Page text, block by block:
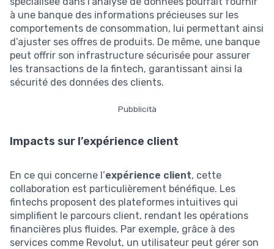
à une banque des informations précieuses sur les
comportements de consommation, lui permettant ainsi
d’ajuster ses offres de produits. De même, une banque
peut offrir son infrastructure sécurisée pour assurer
les transactions de la fintech, garantissant ainsi la
sécurité des données des clients.
Pubblicità
Impacts sur l’expérience client
En ce qui concerne l’expérience client, cette
collaboration est particulièrement bénéfique. Les
fintechs proposent des plateformes intuitives qui
simplifient le parcours client, rendant les opérations
financières plus fluides. Par exemple, grâce à des
services comme Revolut, un utilisateur peut gérer son